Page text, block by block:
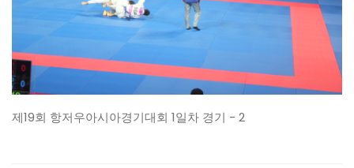
제19회 항저우아시아경기대회 1일차 경기 - 2